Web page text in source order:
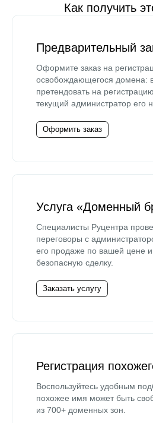
Как получить
Предварительный
Оформите заказ на
освобождающегося домена:
претендовать на
текущий администратор его
Оформить заказ
Услуга «Доменный
Специалисты Руцентра
переговоры с
его продаже по вашей цене и
безопасную сделку.
Заказать услугу
Регистрация
Воспользуйтесь удобным
похожее имя может быть
из 700+ доменных зон.